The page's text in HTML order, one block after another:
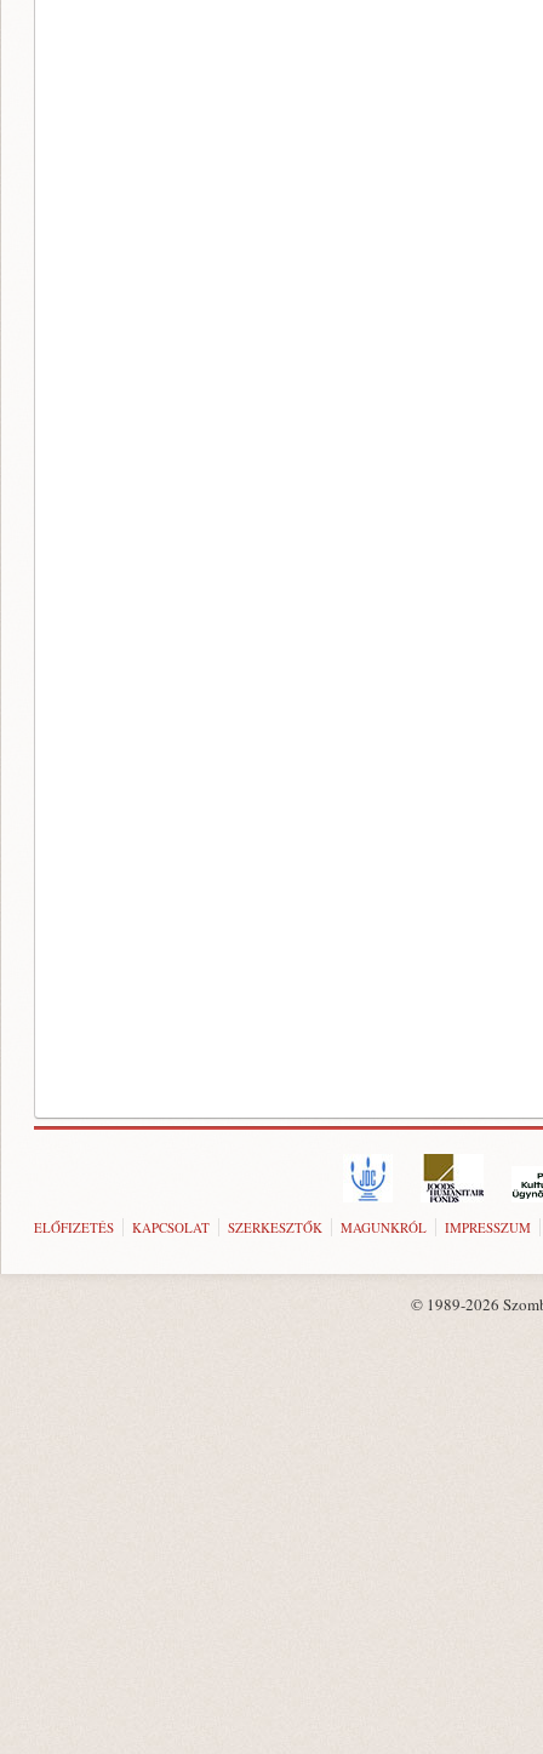
ELŐFIZETÉS KAPCSOLAT SZERKESZTŐK MAGUNKRÓL IMPRESSZUM
© 1989-2026